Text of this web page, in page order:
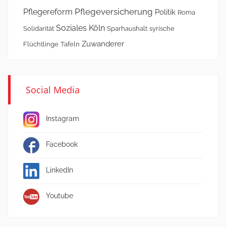
Pflegereform Pflegeversicherung Politik Roma
Solidarität Soziales Köln Sparhaushalt syrische
Flüchtlinge Tafeln Zuwanderer
Social Media
Instagram
Facebook
LinkedIn
Youtube